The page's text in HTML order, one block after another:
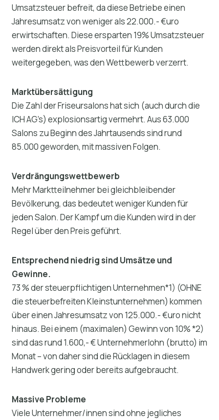
Umsatzsteuer befreit, da diese Betriebe einen
Jahresumsatz von weniger als 22.000.- €uro
erwirtschaften. Diese ersparten 19% Umsatzsteuer
werden direkt als Preisvorteil für Kunden
weitergegeben, was den Wettbewerb verzerrt.
Marktübersättigung
Die Zahl der Friseursalons hat sich (auch durch die
ICH AG’s) explosionsartig vermehrt. Aus 63.000
Salons zu Beginn des Jahrtausends sind rund
85.000 geworden, mit massiven Folgen.
Verdrängungswettbewerb
Mehr Marktteilnehmer bei gleichbleibender
Bevölkerung, das bedeutet weniger Kunden für
jeden Salon. Der Kampf um die Kunden wird in der
Regel über den Preis geführt.
Entsprechend niedrig sind Umsätze und
Gewinne.
73 % der steuerpflichtigen Unternehmen*1) (OHNE
die steuerbefreiten Kleinstunternehmen) kommen
über einen Jahresumsatz von 125.000.- €uro nicht
hinaus. Bei einem (maximalen) Gewinn von 10% *2)
sind das rund 1.600,- € Unternehmerlohn (brutto) im
Monat – von daher sind die Rücklagen in diesem
Handwerk gering oder bereits aufgebraucht.
Massive Probleme
Viele Unternehmer/innen sind ohne jegliches